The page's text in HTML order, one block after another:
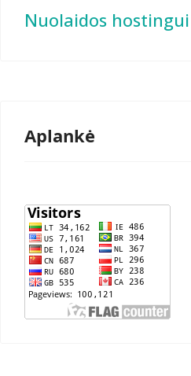
Nuolaidos hostingui
Aplankė